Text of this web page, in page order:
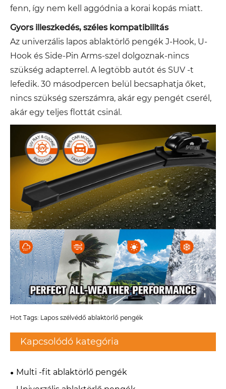
fenn, így nem kell aggódnia a korai kopás miatt.
Gyors illeszkedés, széles kompatibilitás
Az univerzális lapos ablaktörlő pengék J-Hook, U-
Hook és Side-Pin Arms-szel dolgoznak-nincs
szükség adapterrel. A legtöbb autót és SUV -t
lefedik. 30 másodpercen belül becsaphatja őket,
nincs szükség szerszámra, akár egy pengét cserél,
akár egy teljes flottát csinál.
Hot Tags: Lapos szélvédő ablaktörlő pengék
Kapcsolódó kategória
Multi -fit ablaktörlő pengék